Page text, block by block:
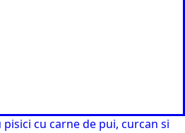
cu carne de pui, curcan si